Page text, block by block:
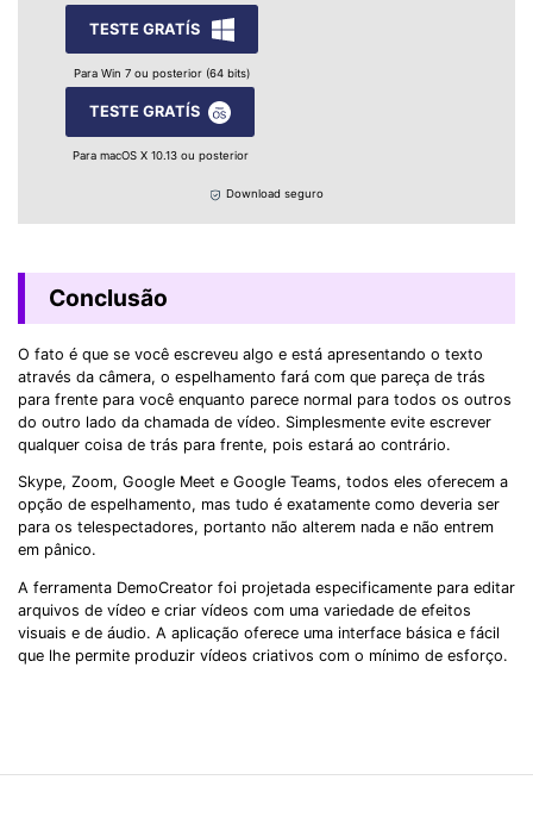
TESTE GRATÍS
Para Win 7 ou posterior (64 bits)
TESTE GRATÍS
Para macOS X 10.13 ou posterior
Download seguro
Conclusão
O fato é que se você escreveu algo e está apresentando o texto
através da câmera, o espelhamento fará com que pareça de trás
para frente para você enquanto parece normal para todos os outros
do outro lado da chamada de vídeo. Simplesmente evite escrever
qualquer coisa de trás para frente, pois estará ao contrário.
Skype, Zoom, Google Meet e Google Teams, todos eles oferecem a
opção de espelhamento, mas tudo é exatamente como deveria ser
para os telespectadores, portanto não alterem nada e não entrem
em pânico.
A ferramenta DemoCreator foi projetada especificamente para editar
arquivos de vídeo e criar vídeos com uma variedade de efeitos
visuais e de áudio. A aplicação oferece uma interface básica e fácil
que lhe permite produzir vídeos criativos com o mínimo de esforço.